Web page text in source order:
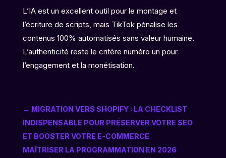
L’IA est un excellent outil pour le montage et
l’écriture de scripts, mais TikTok pénalise les
contenus 100% automatisés sans valeur humaine.
L’authenticité reste le critère numéro un pour
l’engagement et la monétisation.
← MIGRATION VERS SHOPIFY : LA CHECKLIST
INDISPENSABLE POUR PRÉSERVER VOTRE SEO
ET BOOSTER VOTRE E-COMMERCE
MAÎTRISER LA PROGRAMMATION EN 2026